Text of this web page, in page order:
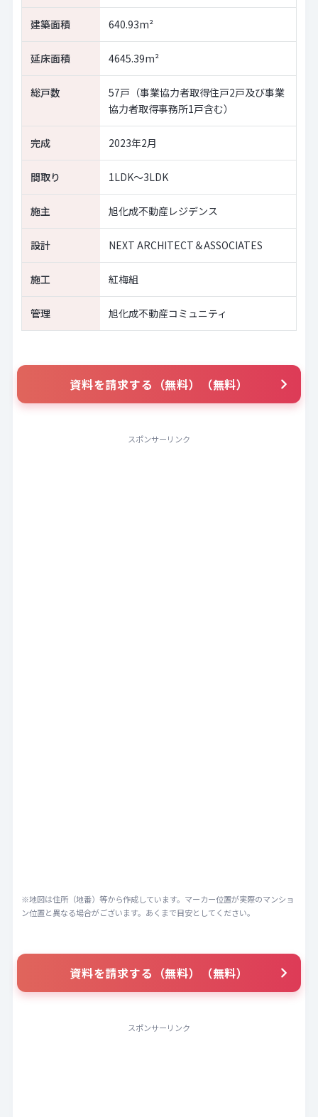
建築面積 640.93m²
延床面積 4645.39m²
総戸数
57戸（事業協力者取得住戸2戸及び事業
協力者取得事務所1戸含む）
完成 2023年2月
間取り 1LDK～3LDK
施主 旭化成不動産レジデンス
設計 NEXT ARCHITECT＆ASSOCIATES
施工 紅梅組
管理 旭化成不動産コミュニティ
資料を請求する（無料）（無料）
スポンサーリンク
※地図は住所（地番）等から作成しています。マーカー位置が実際のマンショ
ン位置と異なる場合がございます。あくまで目安としてください。
資料を請求する（無料）（無料）
スポンサーリンク